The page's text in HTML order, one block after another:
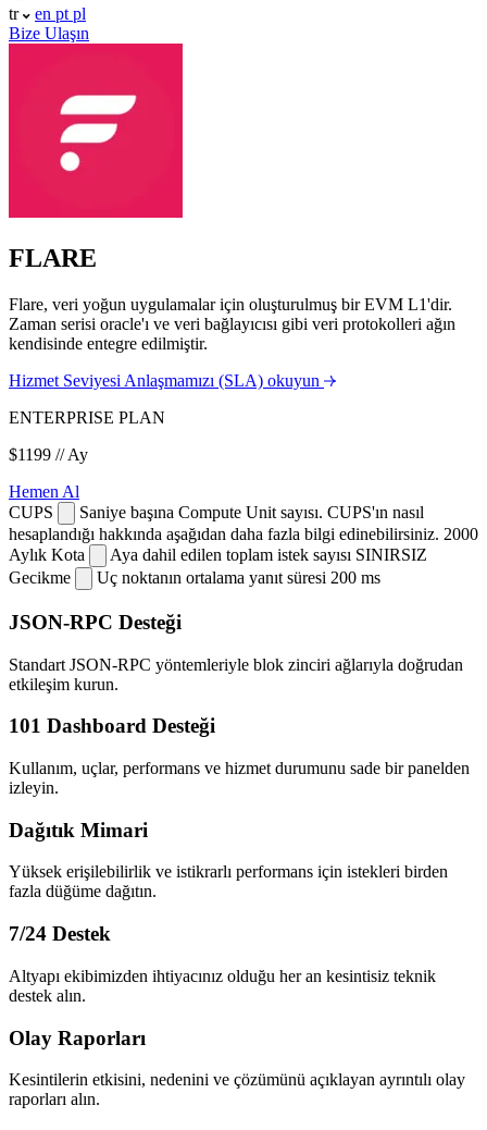
tr en pt pl
Bize Ulaşın
FLARE
Flare, veri yoğun uygulamalar için oluşturulmuş bir EVM L1'dir.
Zaman serisi oracle'ı ve veri bağlayıcısı gibi veri protokolleri ağın
kendisinde entegre edilmiştir.
Hizmet Seviyesi Anlaşmamızı (SLA) okuyun
ENTERPRISE PLAN
$1199 // Ay
Hemen Al
CUPS
Saniye başına Compute Unit sayısı. CUPS'ın nasıl
hesaplandığı hakkında aşağıdan daha fazla bilgi edinebilirsiniz. 2000
Aylık Kota
Aya dahil edilen toplam istek sayısı SINIRSIZ
Gecikme
Uç noktanın ortalama yanıt süresi 200 ms
JSON-RPC Desteği
Standart JSON-RPC yöntemleriyle blok zinciri ağlarıyla doğrudan
etkileşim kurun.
101 Dashboard Desteği
Kullanım, uçlar, performans ve hizmet durumunu sade bir panelden
izleyin.
Dağıtık Mimari
Yüksek erişilebilirlik ve istikrarlı performans için istekleri birden
fazla düğüme dağıtın.
7/24 Destek
Altyapı ekibimizden ihtiyacınız olduğu her an kesintisiz teknik
destek alın.
Olay Raporları
Kesintilerin etkisini, nedenini ve çözümünü açıklayan ayrıntılı olay
raporları alın.